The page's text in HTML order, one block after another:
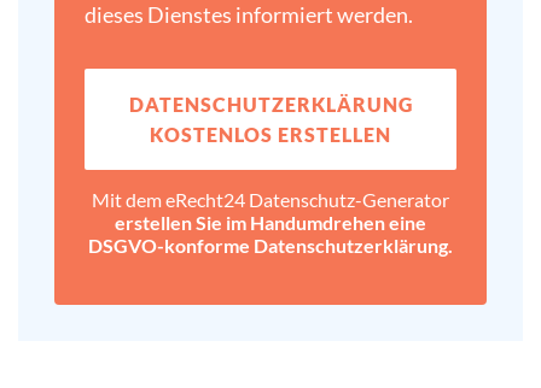
dieses Dienstes informiert werden.
DATENSCHUTZ­ERKLÄRUNG
KOSTENLOS ERSTELLEN
Mit dem eRecht24 Datenschutz-Generator
erstellen Sie im Handumdrehen eine
DSGVO-konforme Datenschutz­erklärung.